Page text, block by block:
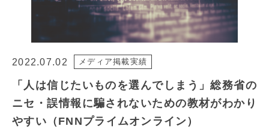
2022.07.02 メディア掲載実績
「人は信じたいものを選んでしまう」総務省の
ニセ・誤情報に騙されないための教材がわかり
やすい（FNNプライムオンライン）